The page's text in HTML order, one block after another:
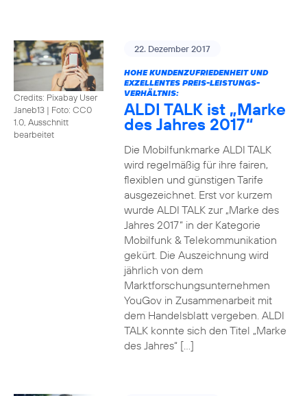
Credits: Pixabay User
Janeb13 | Foto: CC0
1.0, Ausschnitt
bearbeitet
22. Dezember 2017
HOHE KUNDENZUFRIEDENHEIT UND
EXZELLENTES PREIS-LEISTUNGS-
VERHÄLTNIS:
ALDI TALK ist „Marke
des Jahres 2017“
Die Mobilfunkmarke ALDI TALK
wird regelmäßig für ihre fairen,
flexiblen und günstigen Tarife
ausgezeichnet. Erst vor kurzem
wurde ALDI TALK zur „Marke des
Jahres 2017“ in der Kategorie
Mobilfunk & Telekommunikation
gekürt. Die Auszeichnung wird
jährlich von dem
Marktforschungsunternehmen
YouGov in Zusammenarbeit mit
dem Handelsblatt vergeben. ALDI
TALK konnte sich den Titel „Marke
des Jahres“ […]